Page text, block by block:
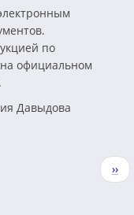
по
официальном
Давыдова
››